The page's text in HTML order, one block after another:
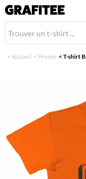
< Accueil < Promo < T-shirt